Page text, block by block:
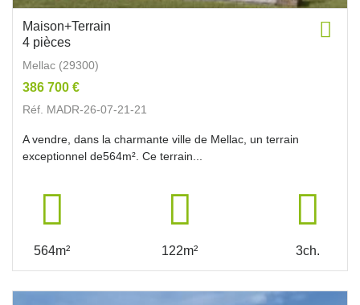
Maison+Terrain
4 pièces
Mellac (29300)
386 700 €
Réf. MADR-26-07-21-21
A vendre, dans la charmante ville de Mellac, un terrain
exceptionnel de564m². Ce terrain...
564m² 122m² 3ch.